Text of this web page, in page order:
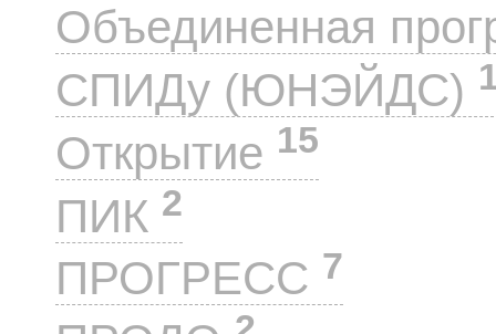
Объединенная
СПИДу (ЮНЭЙДС)
Открытие 15
ПИК 2
ПРОГРЕСС 7